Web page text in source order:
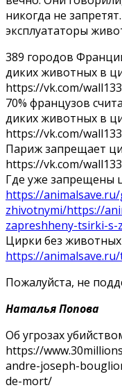
никогда не
эксплуататоры
389 городов
диких животных в
https://vk.com/
70% французов
диких животных в
https://vk.com/
Париж запрещает
https://vk.com/
Где уже запрещены
https://
zhivotnymi/https://
zapreshheny-tsirki-
Цирки без
https://
Пожалуйста, не
Наталья Попова
Об угрозах
https://
andre-joseph-
de-mort/